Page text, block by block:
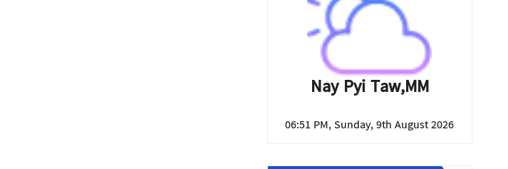
Nay Pyi Taw,MM
06:51 PM, Sunday, 9th August 2026